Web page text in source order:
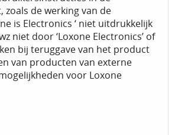
de werking van de
is Electronics ‘ niet uitdrukkelijk
niet door ‘Loxone Electronics’ of
bij teruggave van het product
van producten van externe
voor Loxone